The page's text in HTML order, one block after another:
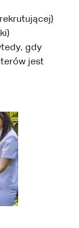
gdy
jest